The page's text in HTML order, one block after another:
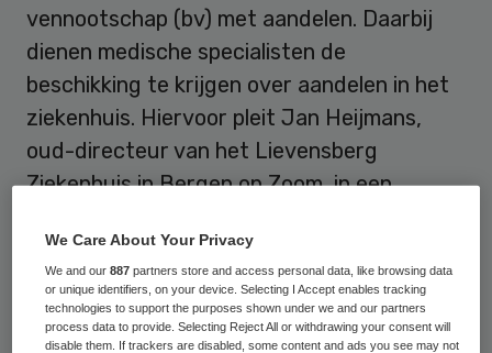
vennootschap (bv) met aandelen. Daarbij
dienen medische specialisten de
beschikking te krijgen over aandelen in het
ziekenhuis. Hiervoor pleit Jan Heijmans,
oud-directeur van het Lievensberg
Ziekenhuis in Bergen op Zoom, in een
Het huidige organisatiemodel van
ziekenhuizen is verouderd en kost geld. BV-
vorming levert volgens Heijmans vele
We Care About Your Privacy
We and our887 partners store and access personal data, like browsing data
or unique identifiers, on your device. Selecting I Accept enables tracking
technologies to support the purposes shown under we and our partners
process data to provide. Selecting Reject All or withdrawing your consent will
disable them. If trackers are disabled, some content and ads you see may not